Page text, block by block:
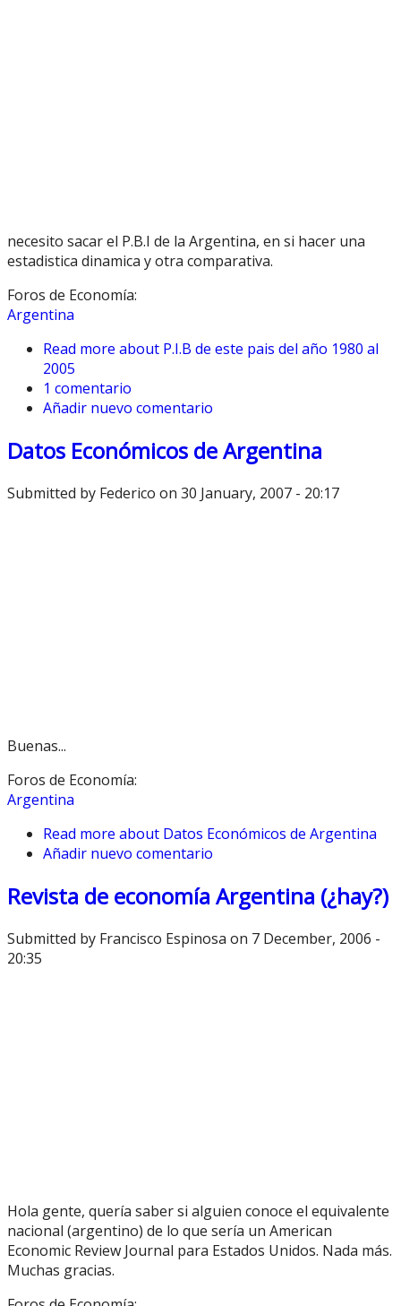
necesito sacar el P.B.I de la Argentina, en si hacer una
estadistica dinamica y otra comparativa.
Foros de Economía:
Argentina
Read more about P.I.B de este pais del año 1980 al
2005
1 comentario
Añadir nuevo comentario
Datos Económicos de Argentina
Submitted by Federico on 30 January, 2007 - 20:17
Buenas...
Foros de Economía:
Argentina
Read more about Datos Económicos de Argentina
Añadir nuevo comentario
Revista de economía Argentina (¿hay?)
Submitted by Francisco Espinosa on 7 December, 2006 -
20:35
Hola gente, quería saber si alguien conoce el equivalente
nacional (argentino) de lo que sería un American
Economic Review Journal para Estados Unidos. Nada más.
Muchas gracias.